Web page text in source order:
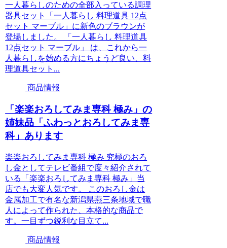
一人暮らしのための全部入っている調理
器具セット「一人暮らし 料理道具 12点
セット マーブル」に新色のブラウンが
登場しました。 「一人暮らし 料理道具
12点セット マーブル」 は、これから一
人暮らしを始める方にちょうど良い、料
理道具セット...
商品情報
「楽楽おろしてみま専科 極み」の
姉妹品「ふわっとおろしてみま専
科」あります
楽楽おろしてみま専科 極み 究極のおろ
し金としてテレビ番組で度々紹介されて
いる「楽楽おろしてみま専科 極み」当
店でも大変人気です。 このおろし金は
金属加工で有名な新潟県燕三条地域で職
人によって作られた、本格的な商品で
す。一目ずつ鋭利な目立て...
商品情報